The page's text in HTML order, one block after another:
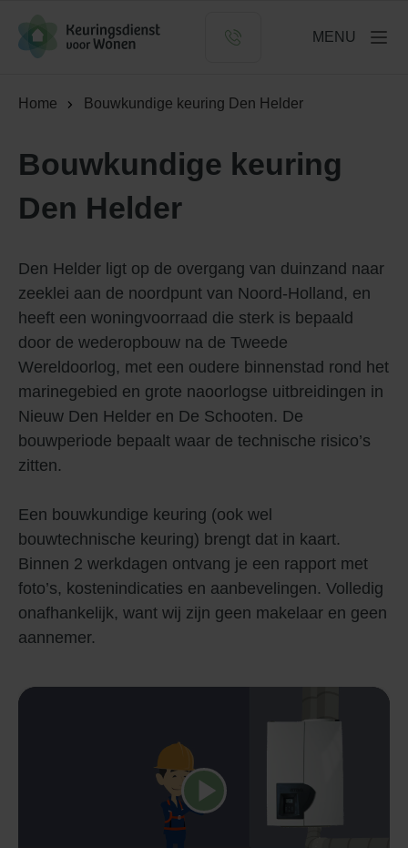
Logo Keuringsdienst voor Wonen
MENU
Home Bouwkundige keuring Den Helder
Bouwkundige keuring
Den Helder
Den Helder ligt op de overgang van duinzand naar
zeeklei aan de noordpunt van Noord-Holland, en
heeft een woningvoorraad die sterk is bepaald
door de wederopbouw na de Tweede
Wereldoorlog, met een oudere binnenstad rond het
marinegebied en grote naoorlogse uitbreidingen in
Nieuw Den Helder en De Schooten. De
bouwperiode bepaalt waar de technische risico’s
zitten.
Een bouwkundige keuring (ook wel
bouwtechnische keuring) brengt dat in kaart.
Binnen 2 werkdagen ontvang je een rapport met
foto’s, kostenindicaties en aanbevelingen. Volledig
onafhankelijk, want wij zijn geen makelaar en geen
aannemer.
Speel video